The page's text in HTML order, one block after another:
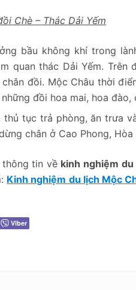
Chè – Thác Dải Yếm
bầu không khí trong
quan thác Dải Yếm. Trên
đồi. Mộc Châu thời
đồi hoa mai, hoa đào,
thủ tục trả phòng, ăn trưa
chân ở Cao Phong,
thông tin về kinh nghiệm du
Kinh nghiệm du lịch Mộc
Viber